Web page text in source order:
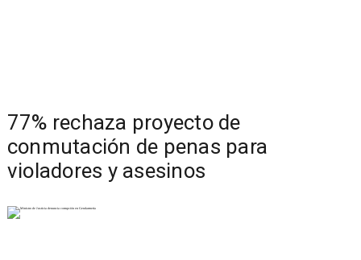
77% rechaza proyecto de
conmutación de penas para
violadores y asesinos